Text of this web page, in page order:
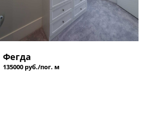
Фегда
135000 руб./пог. м